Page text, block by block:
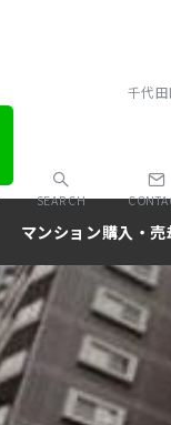
千代
SEARCH
マンション購入・売